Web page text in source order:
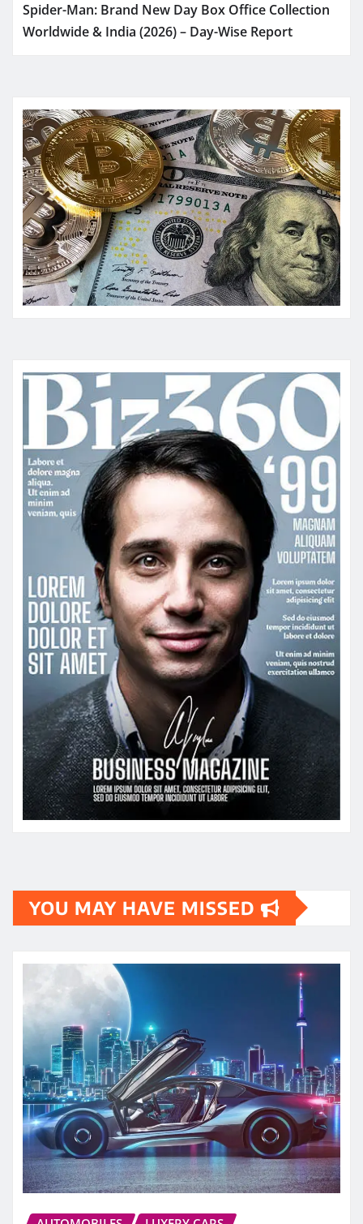
Spider-Man: Brand New Day Box Office Collection
Worldwide & India (2026) – Day-Wise Report
YOU MAY HAVE MISSED